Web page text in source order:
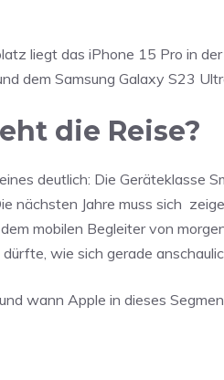
liegt das iPhone 15 Pro in
dem Samsung Galaxy S23
die Reise?
deutlich: Die Geräteklasse
nächsten Jahre muss sich
mobilen Begleiter von
wie sich gerade
wann Apple in dieses